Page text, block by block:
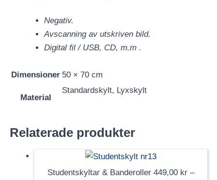
Negativ.
Avscanning av utskriven bild.
Digital fil / USB, CD, m.m .
Dimensioner 50 × 70 cm
Material
Standardskylt, Lyxskylt
Relaterade produkter
Studentskyltar & Banderoller 449,00 kr –